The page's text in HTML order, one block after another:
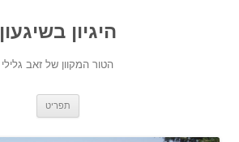
היגיון בשיגעון
הטור המקוון של זאב גלילי
תפריט